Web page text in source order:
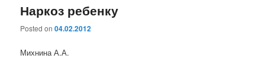
Наркоз ребенку
Posted on04.02.2012
Михнина А.А.